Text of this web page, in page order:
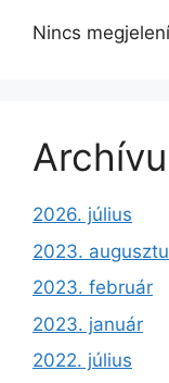
Nincs
2026. július
2023.
2023. február
2023. január
2022. július